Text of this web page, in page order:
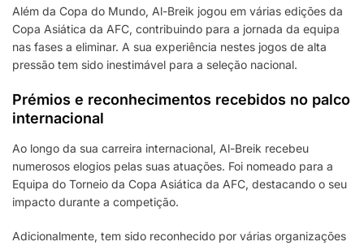
Além da Copa do Mundo, Al-Breik jogou em várias edições da
Copa Asiática da AFC, contribuindo para a jornada da equipa
nas fases a eliminar. A sua experiência nestes jogos de alta
pressão tem sido inestimável para a seleção nacional.
Prémios e reconhecimentos recebidos no palco
internacional
Ao longo da sua carreira internacional, Al-Breik recebeu
numerosos elogios pelas suas atuações. Foi nomeado para a
Equipa do Torneio da Copa Asiática da AFC, destacando o seu
impacto durante a competição.
Adicionalmente, tem sido reconhecido por várias organizações